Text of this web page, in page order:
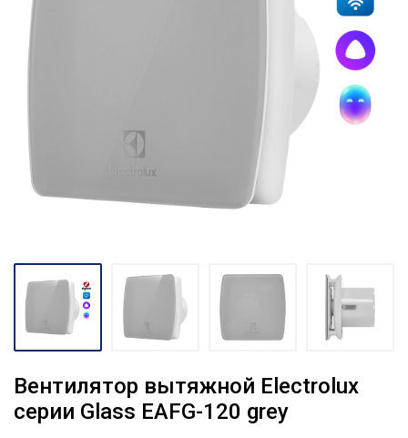
Вентилятор вытяжной Electrolux
серии Glass EAFG-120 grey